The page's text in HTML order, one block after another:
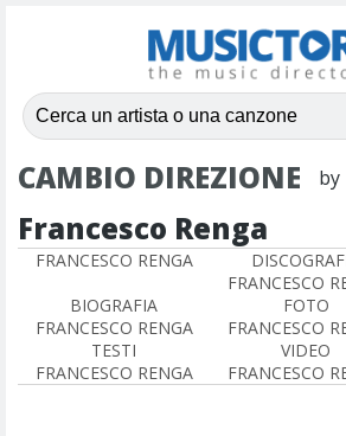
CAMBIO DIREZIONE by
Francesco Renga
FRANCESCO RENGA
FRANCESCO
BIOGRAFIA
FRANCESCO RENGA
FOTO
FRANCESCO
TESTI
FRANCESCO RENGA
VIDEO
FRANCESCO